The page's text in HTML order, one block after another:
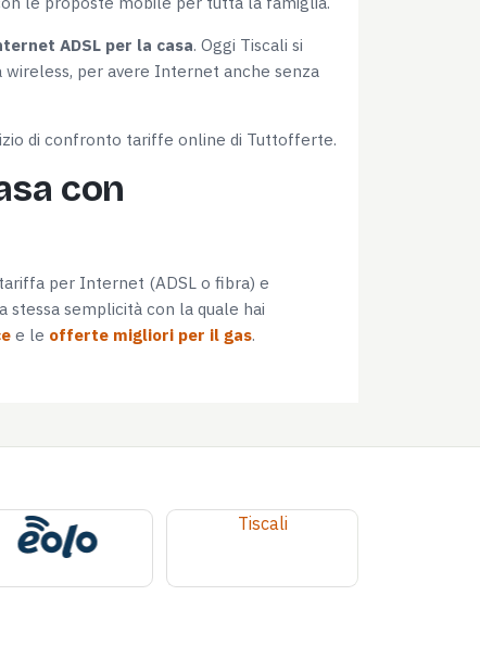
ADSL per la casa. Oggi Tiscali si
per avere Internet anche senza
di confronto tariffe online di Tuttofferte.
con
per Internet (ADSL o fibra) e
semplicità con la quale hai
e le offerte migliori per il gas.
Tiscali